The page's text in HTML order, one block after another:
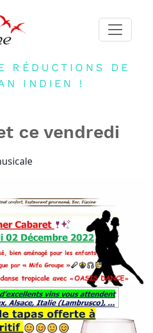
RÉDUCTIONS DE
INDIEN !
ce vendredi